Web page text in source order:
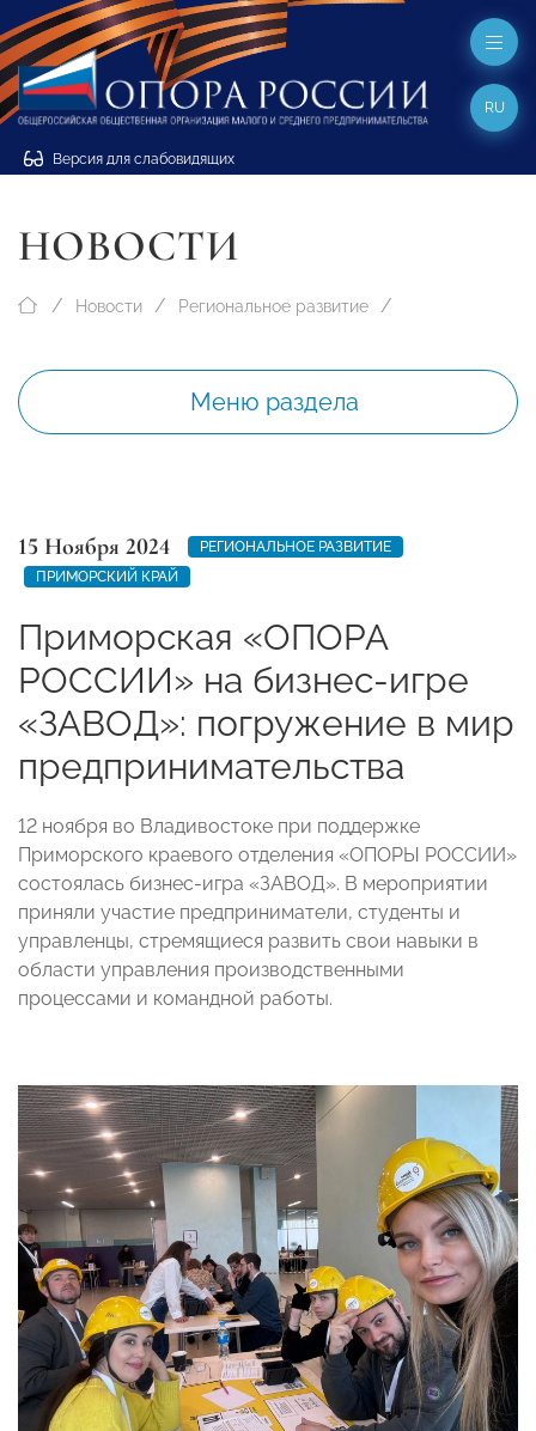
Версия для слабовидящих
RU
НОВОСТИ
Новости Региональное развитие
Меню раздела
15 Ноября 2024
РЕГИОНАЛЬНОЕ РАЗВИТИЕ
ПРИМОРСКИЙ КРАЙ
Приморская «ОПОРА
РОССИИ» на бизнес-игре
«ЗАВОД»: погружение в мир
предпринимательства
12 ноября во Владивостоке при поддержке
Приморского краевого отделения «ОПОРЫ РОССИИ»
состоялась бизнес-игра «ЗАВОД». В мероприятии
приняли участие предприниматели, студенты и
управленцы, стремящиеся развить свои навыки в
области управления производственными
процессами и командной работы.